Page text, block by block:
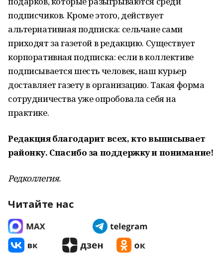
подписчиков. Кроме этого, действует
альтернативная подписка: сельчане сами
приходят за газетой в редакцию. Существует
корпоративная подписка: если в коллективе
подписывается шесть человек, наш курьер
доставляет газету в организацию. Такая форма
сотрудничества уже опробовала себя на
практике.
Редакция благодарит всех, кто выписывает
районку. Спасибо за поддержку и понимание!
Редколлегия.
Читайте нас